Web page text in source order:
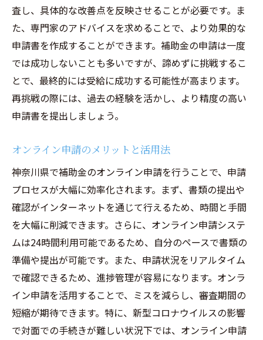
査し、具体的な改善点を反映させることが必要です。ま
た、専門家のアドバイスを求めることで、より効果的な
申請書を作成することができます。補助金の申請は一度
では成功しないことも多いですが、諦めずに挑戦するこ
とで、最終的には受給に成功する可能性が高まります。
再挑戦の際には、過去の経験を活かし、より精度の高い
申請書を提出しましょう。
オンライン申請のメリットと活用法
神奈川県で補助金のオンライン申請を行うことで、申請
プロセスが大幅に効率化されます。まず、書類の提出や
確認がインターネットを通じて行えるため、時間と手間
を大幅に削減できます。さらに、オンライン申請システ
ムは24時間利用可能であるため、自分のペースで書類の
準備や提出が可能です。また、申請状況をリアルタイム
で確認できるため、進捗管理が容易になります。オンラ
イン申請を活用することで、ミスを減らし、審査期間の
短縮が期待できます。特に、新型コロナウイルスの影響
で対面での手続きが難しい状況下では、オンライン申請